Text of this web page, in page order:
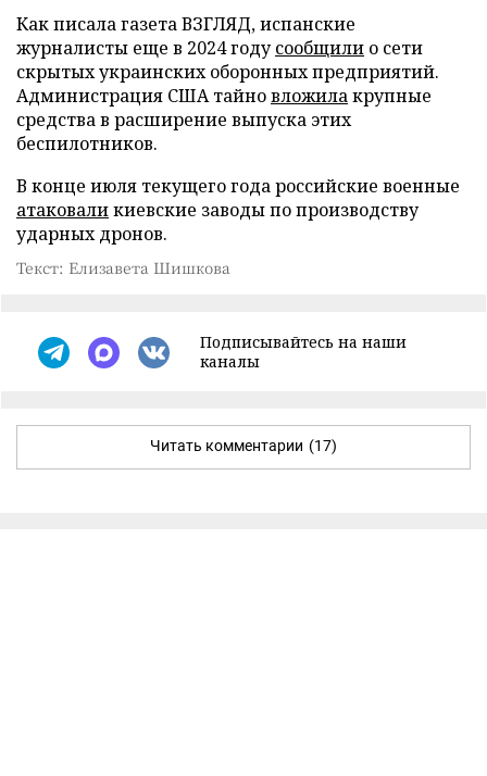
Как писала газета ВЗГЛЯД, испанские
журналисты еще в 2024 годусообщили о сети
скрытых украинских оборонных предприятий.
Администрация США тайновложилакрупные
средства в расширение выпуска этих
беспилотников.
В конце июля текущего года российские военные
атаковаликиевские заводы по производству
ударных дронов.
Текст: Елизавета Шишкова
Подписывайтесь на наши
каналы
Читать комментарии (17)